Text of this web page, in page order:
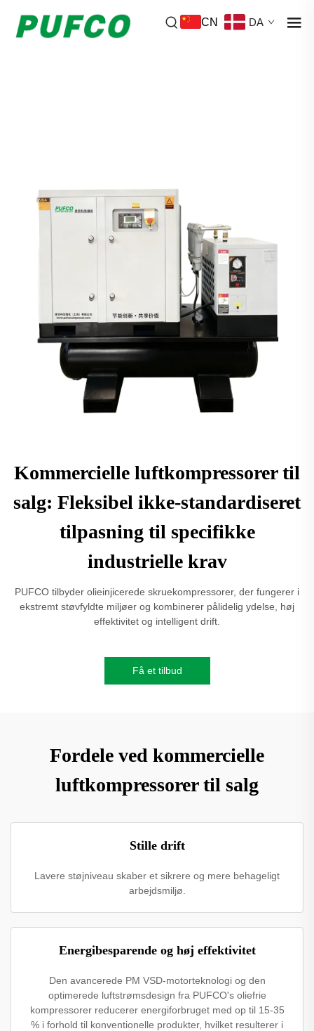
CN DA
Kommercielle luftkompressorer til
salg: Fleksibel ikke-standardiseret
tilpasning til specifikke
industrielle krav
PUFCO tilbyder olieinjicerede skruekompressorer, der fungerer i
ekstremt støvfyldte miljøer og kombinerer pålidelig ydelse, høj
effektivitet og intelligent drift.
Få et tilbud
Fordele ved kommercielle
luftkompressorer til salg
Stille drift
Lavere støjniveau skaber et sikrere og mere behageligt
arbejdsmiljø.
Energibesparende og høj effektivitet
Den avancerede PM VSD-motorteknologi og den
optimerede luftstrømsdesign fra PUFCO's oliefrie
kompressorer reducerer energiforbruget med op til 15-35
% i forhold til konventionelle produkter, hvilket resulterer i